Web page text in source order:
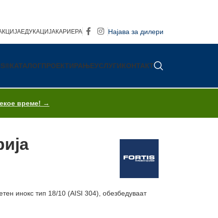
ЕДУКАЦИЈАКАРИЕРА Најава за дилери
КАТАЛОГПРОЕКТИРАЊЕУСЛУГИКОНТАКТ
време! →
инокс тип 18/10 (AISI 304), обезбедуваат